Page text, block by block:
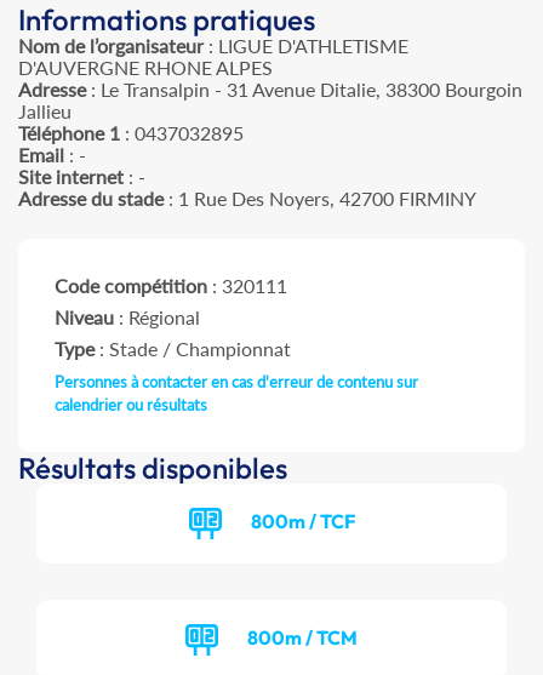
Informations pratiques
Nom de l’organisateur: LIGUE D'ATHLETISME
D'AUVERGNE RHONE ALPES
Adresse: Le Transalpin - 31 Avenue Ditalie, 38300 Bourgoin
Jallieu
Téléphone 1 : 0437032895
Email : -
Site internet : -
Adresse du stade: 1 Rue Des Noyers, 42700 FIRMINY
Code compétition : 320111
Niveau : Régional
Type: Stade / Championnat
Personnes à contacter en cas d'erreur de contenu sur
calendrier ou résultats
Résultats disponibles
800m / TCF
800m / TCM